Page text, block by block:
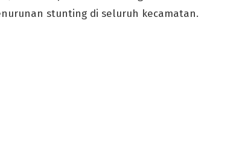
stunting di seluruh kecamatan.